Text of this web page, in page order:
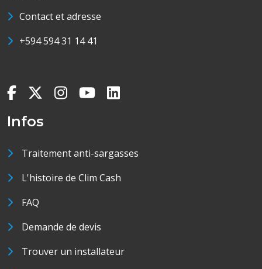
Contact et adresse
+594 594 31 14 41
Infos
Traitement anti-sargasses
L'histoire de Clim Cash
FAQ
Demande de devis
Trouver un installateur